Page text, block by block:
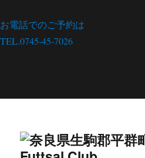
お電話でのご予約は
TEL.0745-45-7026